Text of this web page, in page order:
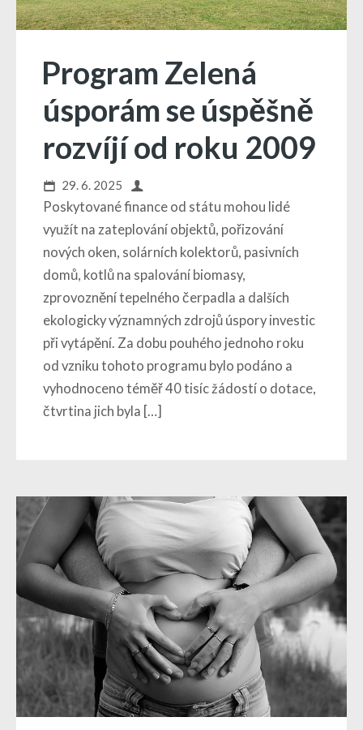
Program Zelená
úsporám se úspěšně
rozvíjí od roku 2009
29. 6. 2025
Poskytované finance od státu mohou lidé
využít na zateplování objektů, pořizování
nových oken, solárních kolektorů, pasivních
domů, kotlů na spalování biomasy,
zprovoznění tepelného čerpadla a dalších
ekologicky významných zdrojů úspory investic
při vytápění. Za dobu pouhého jednoho roku
od vzniku tohoto programu bylo podáno a
vyhodnoceno téměř 40 tisíc žádostí o dotace,
čtvrtina jich byla […]